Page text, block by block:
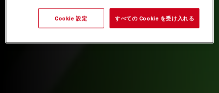
Cookie 設定 すべての Cookie を受け入れる